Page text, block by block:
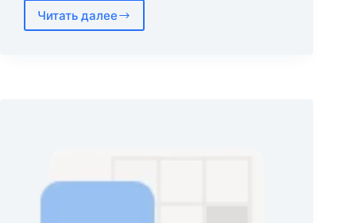
Читать далее
Hashbrown